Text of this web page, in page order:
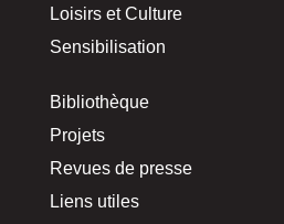
Loisirs et Culture
Sensibilisation
Bibliothèque
Projets
Revues de presse
Liens utiles